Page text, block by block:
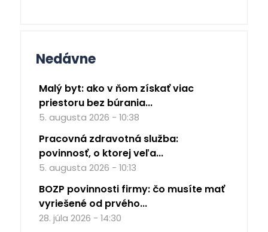
Nedávne
Malý byt: ako v ňom získať viac
priestoru bez búrania...
5. augusta 2026 - 10:38
Pracovná zdravotná služba:
povinnosť, o ktorej veľa...
5. augusta 2026 - 10:13
BOZP povinnosti firmy: čo musíte mať
vyriešené od prvého...
28. júla 2026 - 14:30